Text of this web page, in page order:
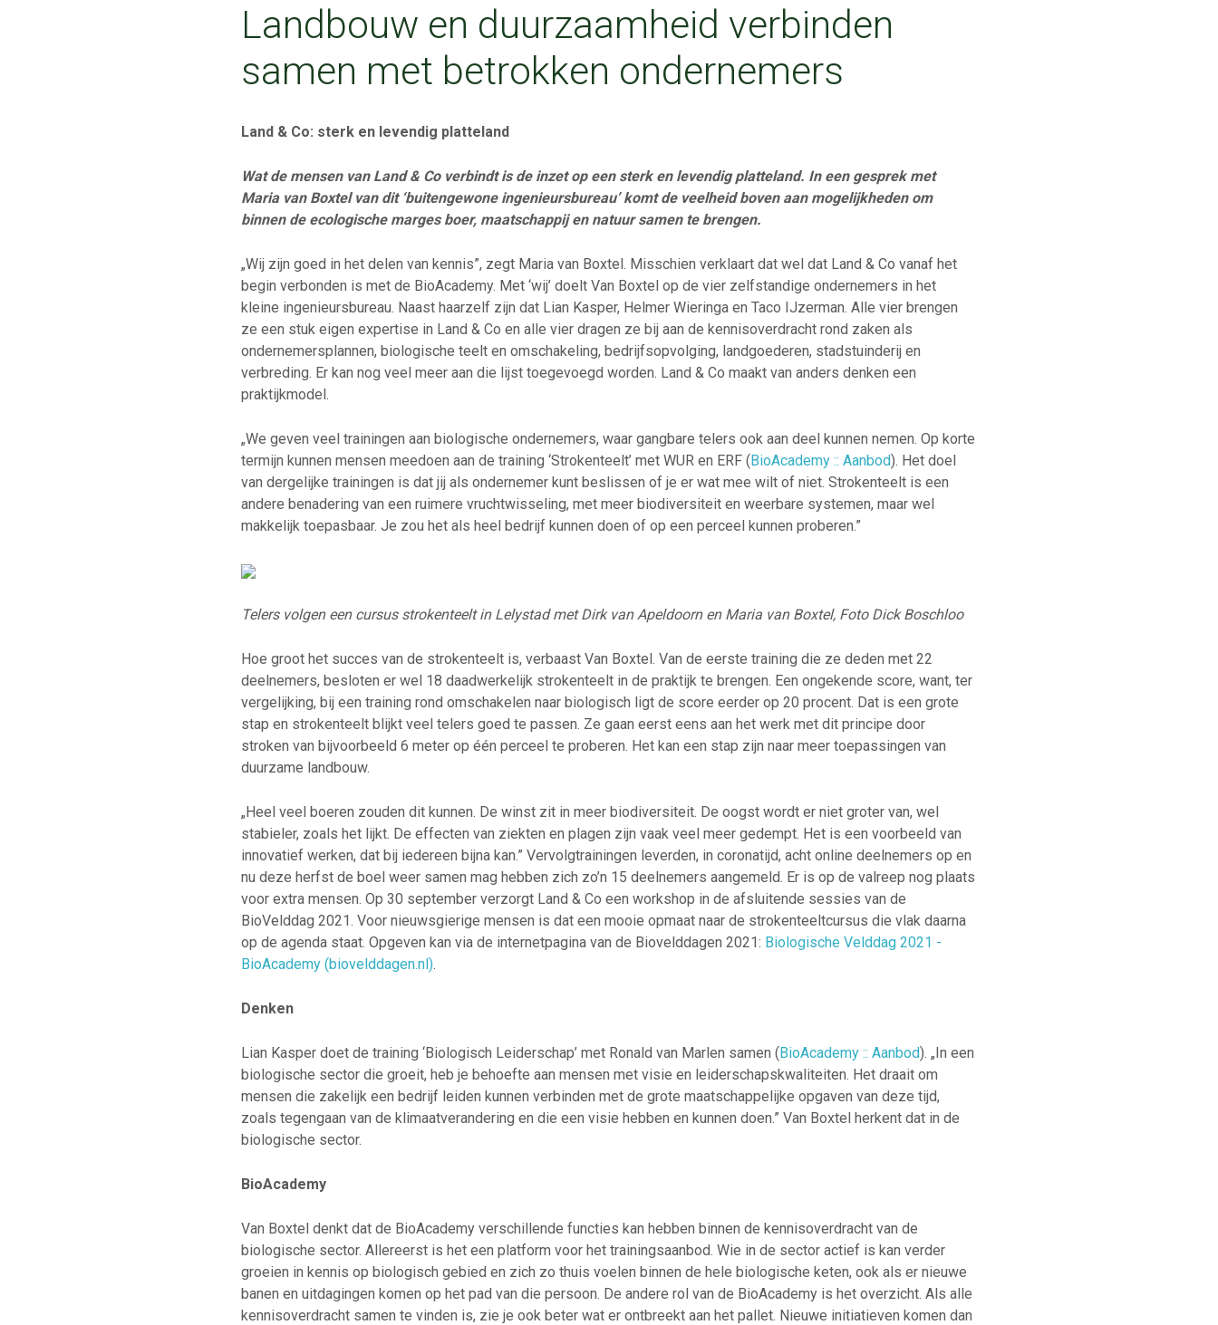
Landbouw en duurzaamheid verbinden
samen met betrokken ondernemers
Land & Co: sterk en levendig platteland
Wat de mensen van Land & Co verbindt is de inzet op een sterk en levendig platteland. In een gesprek met
Maria van Boxtel van dit ‘buitengewone ingenieursbureau’ komt de veelheid boven aan mogelijkheden om
binnen de ecologische marges boer, maatschappij en natuur samen te brengen.
„Wij zijn goed in het delen van kennis”, zegt Maria van Boxtel. Misschien verklaart dat wel dat Land & Co vanaf het
begin verbonden is met de BioAcademy. Met ‘wij’ doelt Van Boxtel op de vier zelfstandige ondernemers in het
kleine ingenieursbureau. Naast haarzelf zijn dat Lian Kasper, Helmer Wieringa en Taco IJzerman. Alle vier brengen
ze een stuk eigen expertise in Land & Co en alle vier dragen ze bij aan de kennisoverdracht rond zaken als
ondernemersplannen, biologische teelt en omschakeling, bedrijfsopvolging, landgoederen, stadstuinderij en
verbreding. Er kan nog veel meer aan die lijst toegevoegd worden. Land & Co maakt van anders denken een
praktijkmodel.
„We geven veel trainingen aan biologische ondernemers, waar gangbare telers ook aan deel kunnen nemen. Op korte
termijn kunnen mensen meedoen aan de training ‘Strokenteelt’ met WUR en ERF (BioAcademy :: Aanbod). Het doel
van dergelijke trainingen is dat jij als ondernemer kunt beslissen of je er wat mee wilt of niet. Strokenteelt is een
andere benadering van een ruimere vruchtwisseling, met meer biodiversiteit en weerbare systemen, maar wel
makkelijk toepasbaar. Je zou het als heel bedrijf kunnen doen of op een perceel kunnen proberen.”
Telers volgen een cursus strokenteelt in Lelystad met Dirk van Apeldoorn en Maria van Boxtel, Foto Dick Boschloo
Hoe groot het succes van de strokenteelt is, verbaast Van Boxtel. Van de eerste training die ze deden met 22
deelnemers, besloten er wel 18 daadwerkelijk strokenteelt in de praktijk te brengen. Een ongekende score, want, ter
vergelijking, bij een training rond omschakelen naar biologisch ligt de score eerder op 20 procent. Dat is een grote
stap en strokenteelt blijkt veel telers goed te passen. Ze gaan eerst eens aan het werk met dit principe door
stroken van bijvoorbeeld 6 meter op één perceel te proberen. Het kan een stap zijn naar meer toepassingen van
duurzame landbouw.
„Heel veel boeren zouden dit kunnen. De winst zit in meer biodiversiteit. De oogst wordt er niet groter van, wel
stabieler, zoals het lijkt. De effecten van ziekten en plagen zijn vaak veel meer gedempt. Het is een voorbeeld van
innovatief werken, dat bij iedereen bijna kan.” Vervolgtrainingen leverden, in coronatijd, acht online deelnemers op en
nu deze herfst de boel weer samen mag hebben zich zo’n 15 deelnemers aangemeld. Er is op de valreep nog plaats
voor extra mensen. Op 30 september verzorgt Land & Co een workshop in de afsluitende sessies van de
BioVelddag 2021. Voor nieuwsgierige mensen is dat een mooie opmaat naar de strokenteeltcursus die vlak daarna
op de agenda staat. Opgeven kan via de internetpagina van de Biovelddagen 2021: Biologische Velddag 2021 -
BioAcademy (biovelddagen.nl).
Denken
Lian Kasper doet de training ‘Biologisch Leiderschap’ met Ronald van Marlen samen (BioAcademy :: Aanbod). „In een
biologische sector die groeit, heb je behoefte aan mensen met visie en leiderschapskwaliteiten. Het draait om
mensen die zakelijk een bedrijf leiden kunnen verbinden met de grote maatschappelijke opgaven van deze tijd,
zoals tegengaan van de klimaatverandering en die een visie hebben en kunnen doen.” Van Boxtel herkent dat in de
biologische sector.
BioAcademy
Van Boxtel denkt dat de BioAcademy verschillende functies kan hebben binnen de kennisoverdracht van de
biologische sector. Allereerst is het een platform voor het trainingsaanbod. Wie in de sector actief is kan verder
groeien in kennis op biologisch gebied en zich zo thuis voelen binnen de hele biologische keten, ook als er nieuwe
banen en uitdagingen komen op het pad van die persoon. De andere rol van de BioAcademy is het overzicht. Als alle
kennisoverdracht samen te vinden is, zie je ook beter wat er ontbreekt aan het pallet. Nieuwe initiatieven komen dan